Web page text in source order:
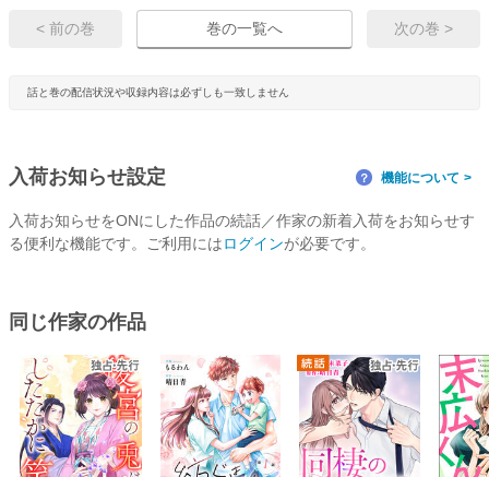
< 前の巻 巻の一覧へ 次の巻 >
話と巻の配信状況や収録内容は必ずしも一致しません
入荷お知らせ設定 ？ 機能について
入荷お知らせをONにした作品の続話／作家の新着入荷をお知らせす
る便利な機能です。ご利用にはログインが必要です。
同じ作家の作品